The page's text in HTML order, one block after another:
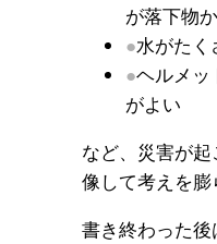
が落下物
水がたく
ヘルメッ
がよい
など、災害が
像して考えを膨
書き終わった